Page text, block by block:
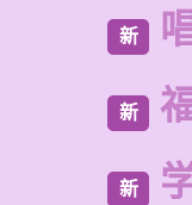
新
新
新